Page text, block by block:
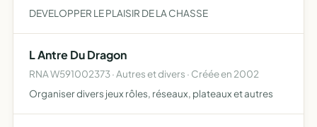
DEVELOPPER LE PLAISIR DE LA CHASSE
L Antre Du Dragon
RNA W591002373 · Autres et divers · Créée en 2002
Organiser divers jeux rôles, réseaux, plateaux et autres